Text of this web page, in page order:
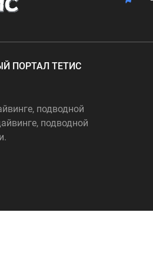
ПОРТАЛ ТЕТИС
подводной
подводной